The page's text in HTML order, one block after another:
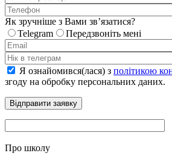
Як зручніше з Вами звʼязатися?
Telegram
Передзвоніть мені
Я ознайомився(лася) з політикою
згоду на обробку персональних даних.
Про школу